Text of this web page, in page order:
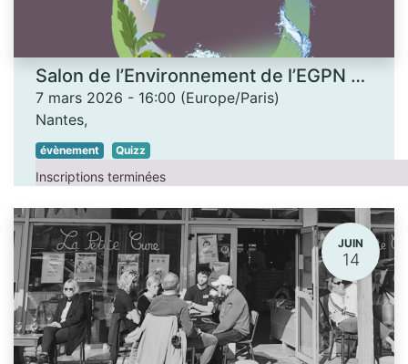
Salon de l’Environnement de l’EGPN - Quizz
7 mars 2026 - 16:00 (Europe/Paris)
Nantes,
évènement Quizz
Inscriptions terminées
JUIN
14